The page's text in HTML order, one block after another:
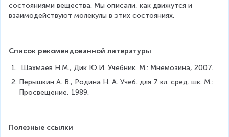
состояниями вещества. Мы описали, как движутся и
взаимодействуют молекулы в этих состояниях.
Список рекомендованной литературы
Шахмаев Н.М., Дик Ю.И. Учебник. М.: Мнемозина, 2007.
Перышкин А. В., Родина Н. А. Учеб. для 7 кл. сред. шк. М.:
Просвещение, 1989.
Полезные ссылки